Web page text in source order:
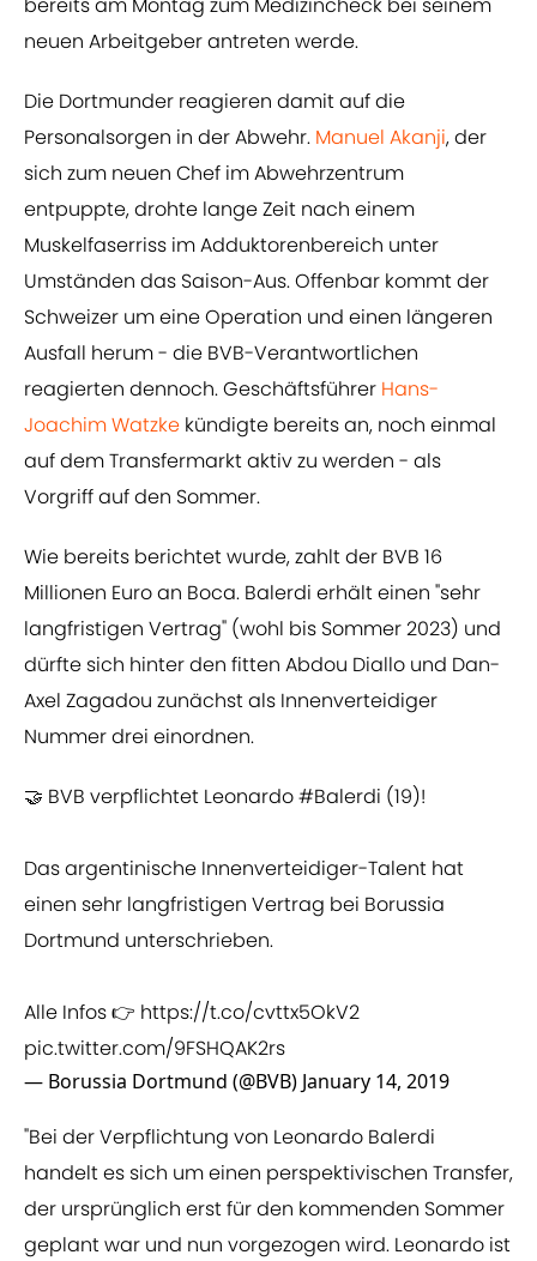
neuen Arbeitgeber antreten werde.
Die Dortmunder reagieren damit auf die
Personalsorgen in der Abwehr. ​Manuel Akanji, der
sich zum neuen Chef im Abwehrzentrum
entpuppte, drohte lange Zeit nach einem
Muskelfaserriss im Adduktorenbereich unter
Umständen das Saison-Aus. Offenbar kommt der
Schweizer um eine Operation und einen längeren
Ausfall herum - die BVB-Verantwortlichen
reagierten dennoch. Geschäftsführer ​Hans-
Joachim Watzke kündigte bereits an, noch einmal
auf dem Transfermarkt aktiv zu werden - als
Vorgriff auf den Sommer.
Wie bereits berichtet wurde, zahlt der BVB 16
Millionen Euro an Boca. Balerdi erhält einen "sehr
langfristigen Vertrag" (wohl bis Sommer 2023) und
dürfte sich hinter den fitten Abdou Diallo und Dan-
Axel Zagadou zunächst als Innenverteidiger
Nummer drei einordnen.
🤝 BVB verpflichtet Leonardo#Balerdi (19)!
Das argentinische Innenverteidiger-Talent hat
einen sehr langfristigen Vertrag bei Borussia
Dortmund unterschrieben.
Alle Infos 👉 https://t.co/cvttx5OkV2
pic.twitter.com/9FSHQAK2rs
— Borussia Dortmund (@BVB) January 14, 2019
"Bei der Verpflichtung von Leonardo Balerdi
handelt es sich um einen perspektivischen Transfer,
der ursprünglich erst für den kommenden Sommer
geplant war und nun vorgezogen wird. Leonardo ist